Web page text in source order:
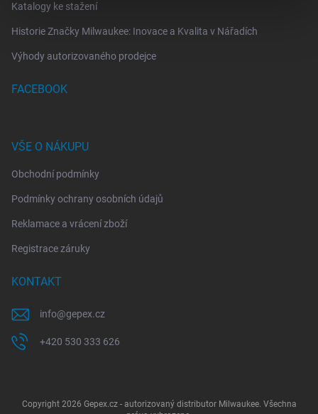
Katalogy ke stažení
Historie Značky Milwaukee: Inovace a Kvalita v Nářadích
Výhody autorizovaného prodejce
FACEBOOK
VŠE O NÁKUPU
Obchodní podmínky
Podmínky ochrany osobních údajů
Reklamace a vrácení zboží
Registrace záruky
KONTAKT
info@gepex.cz
+420 530 333 626
Copyright 2026 Gepex.cz - autorizovaný distributor Milwaukee. Všechna